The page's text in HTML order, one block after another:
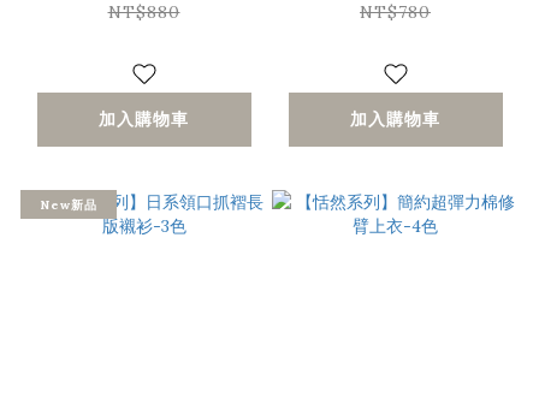
NT$880
加入購物車
NT$780
加入購物車
New新品